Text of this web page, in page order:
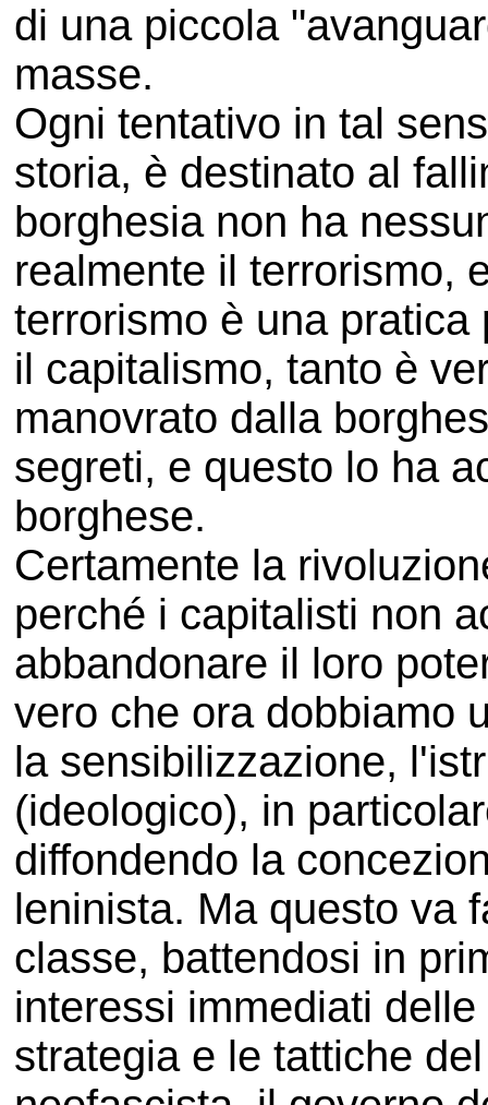
di una piccola
masse.
Ogni tentativo in tal
storia, è destinato al
borghesia non ha
realmente il terrorismo,
terrorismo è una
il capitalismo, tanto è
manovrato dalla
segreti, e questo lo ha
borghese.
Certamente la
perché i capitalisti non
abbandonare il loro
vero che ora dobbiamo
la sensibilizzazione,
(ideologico), in
diffondendo la
leninista. Ma questo va
classe, battendosi in
interessi immediati
strategia e le tattiche